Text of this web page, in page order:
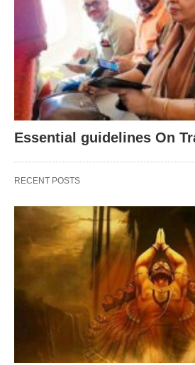
Essential guidelines On
RECENT POSTS